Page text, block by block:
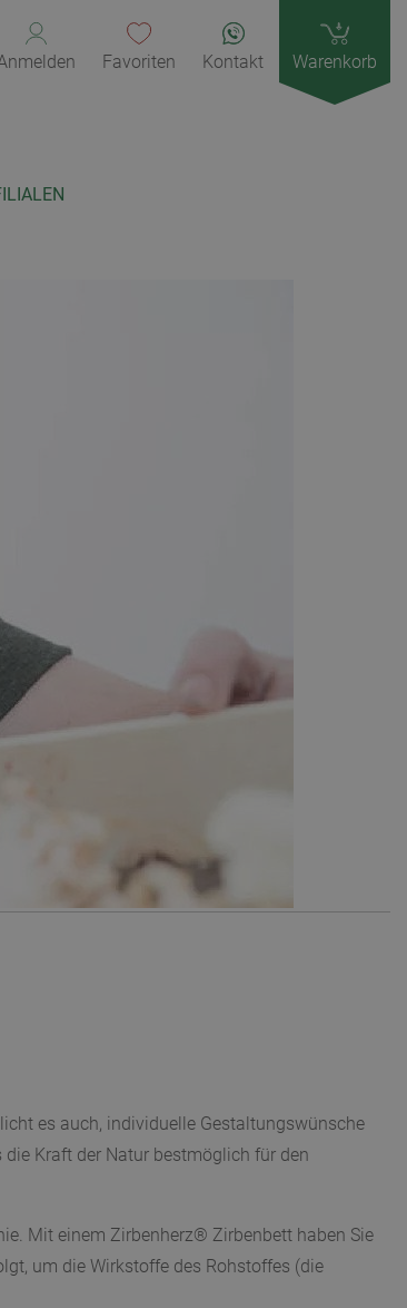
Favoriten Kontakt Warenkorb
es auch, individuelle Gestaltungswünsche
Kraft der Natur bestmöglich für den
Mit einem Zirbenherz® Zirbenbett haben Sie
um die Wirkstoffe des Rohstoffes (die